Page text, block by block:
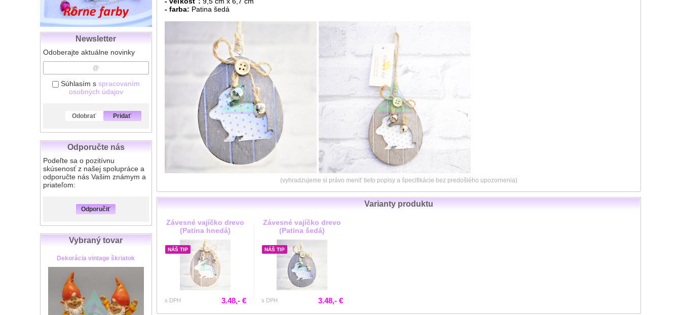
Newsletter
Odoberajte aktuálne novinky
Súhlasím s spracovaním
osobných údajov
Odobrať Pridať
Odporučte nás
Podeľte sa o pozitívnu
skúsenosť z našej spolupráce a
odporučte nás Vašim známym a
priateľom:
Odporučiť
Vybraný tovar
Dekorácia vintage škriatok
- farba: Patina šedá
(vyhradzujeme si právo meniť tieto popisy a špecifikácie bez predošlého upozornenia)
Varianty produktu
Závesné vajíčko drevo
(Patina hnedá)
NÁŠ TIP
s DPH 3.48,- €
Závesné vajíčko drevo
(Patina šedá)
NÁŠ TIP
s DPH 3.48,- €